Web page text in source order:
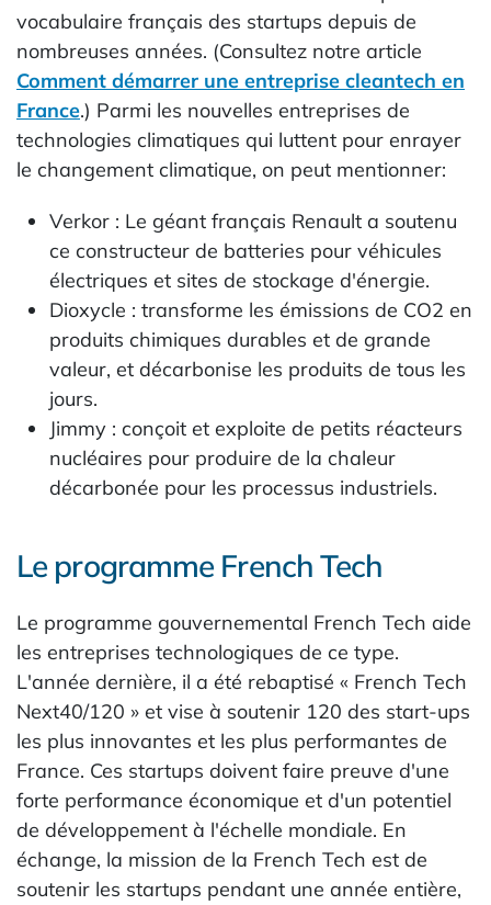
vocabulaire français des startups depuis de
nombreuses années. (Consultez notre article
Comment démarrer une entreprise cleantech en
France.) Parmi les nouvelles entreprises de
technologies climatiques qui luttent pour enrayer
le changement climatique, on peut mentionner:
Verkor : Le géant français Renault a soutenu
ce constructeur de batteries pour véhicules
électriques et sites de stockage d'énergie.
Dioxycle : transforme les émissions de CO2 en
produits chimiques durables et de grande
valeur, et décarbonise les produits de tous les
jours.
Jimmy : conçoit et exploite de petits réacteurs
nucléaires pour produire de la chaleur
décarbonée pour les processus industriels.
Le programme French Tech
Le programme gouvernemental French Tech aide
les entreprises technologiques de ce type.
L'année dernière, il a été rebaptisé « French Tech
Next40/120 » et vise à soutenir 120 des start-ups
les plus innovantes et les plus performantes de
France. Ces startups doivent faire preuve d'une
forte performance économique et d'un potentiel
de développement à l'échelle mondiale. En
échange, la mission de la French Tech est de
soutenir les startups pendant une année entière,